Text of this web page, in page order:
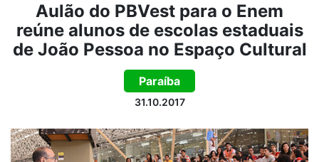
Aulão do PBVest para o Enem
reúne alunos de escolas estaduais
de João Pessoa no Espaço Cultural
Paraíba
31.10.2017